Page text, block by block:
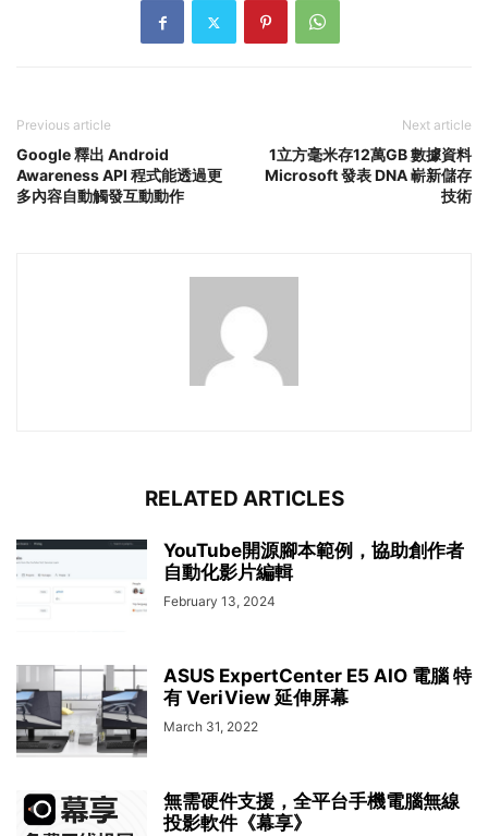
Previous article
Google 釋出 Android
Awareness API 程式能透過更
多內容自動觸發互動動作
Next article
1立方毫米存12萬GB 數據資料
Microsoft 發表 DNA 嶄新儲存
技術
RELATED ARTICLES
YouTube開源腳本範例，協助創作者
自動化影片編輯
February 13, 2024
ASUS ExpertCenter E5 AIO 電腦 特
有 VeriView 延伸屏幕
March 31, 2022
無需硬件支援，全平台手機電腦無線
投影軟件《幕享》